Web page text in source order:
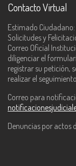
Contacto Virtual
Estimado
Solicitudes y
Correo Oficial
diligenciar el
registrar su petición,
realizar el
Correo para
Denuncias por actos